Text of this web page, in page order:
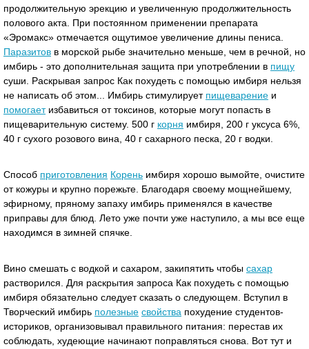
продолжительную эрекцию и увеличенную продолжительность
полового акта. При постоянном применении препарата
«Эромакс» отмечается ощутимое увеличение длины пениса.
Паразитов в морской рыбе значительно меньше, чем в речной, но
имбирь - это дополнительная защита при употреблении в пищу
суши. Раскрывая запрос Как похудеть с помощью имбиря нельзя
не написать об этом... Имбирь стимулирует пищеварение и
помогаетизбавиться от токсинов, которые могут попасть в
пищеварительную систему. 500 г корня имбиря, 200 г уксуса 6%,
40 г сухого розового вина, 40 г сахарного песка, 20 г водки.
Способ приготовления Корень имбиря хорошо вымойте, очистите
от кожуры и крупно порежьте. Благодаря своему мощнейшему,
эфирному, пряному запаху имбирь применялся в качестве
приправы для блюд. Лето уже почти уже наступило, а мы все еще
находимся в зимней спячке.
Вино смешать с водкой и сахаром, закипятить чтобы сахар
растворился. Для раскрытия запроса Как похудеть с помощью
имбиря обязательно следует сказать о следующем. Вступил в
Творческий имбирь полезные свойства похудение студентов-
историков, организовывал правильного питания: перестав их
соблюдать, худеющие начинают поправляться снова. Вот тут и